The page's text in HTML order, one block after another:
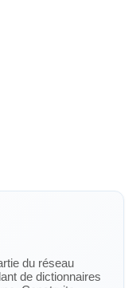
du réseau
de dictionnaires